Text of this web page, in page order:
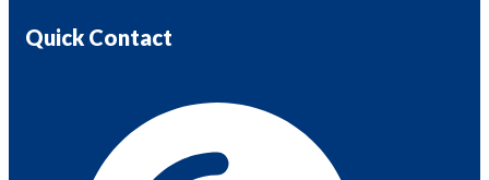
Quick Contact